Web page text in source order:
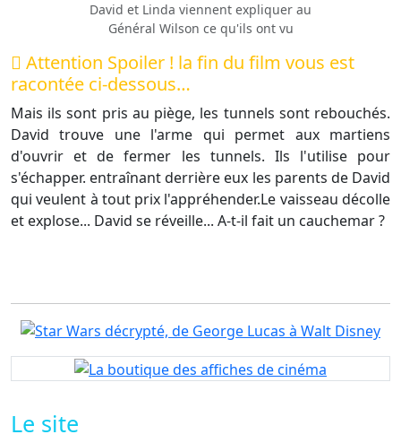
David et Linda viennent expliquer au
Général Wilson ce qu'ils ont vu
Attention Spoiler ! la fin du film vous est
racontée ci-dessous…
Mais ils sont pris au piège, les tunnels sont rebouchés.
David trouve une l'arme qui permet aux martiens
d'ouvrir et de fermer les tunnels. Ils l'utilise pour
s'échapper. entraînant derrière eux les parents de David
qui veulent à tout prix l'appréhender.Le vaisseau décolle
et explose... David se réveille... A-t-il fait un cauchemar ?
Le site